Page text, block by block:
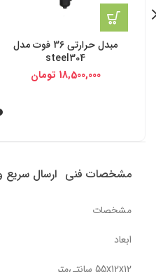
مبدل حرارتی 36 فوت مدل
steel304
18,500,000 تومان
مشخصات فنی ارسال سریع
مشخصات
ابعاد